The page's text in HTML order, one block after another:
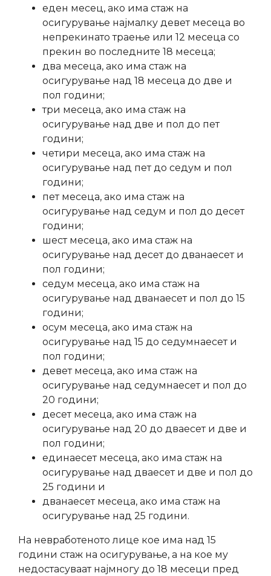
еден месец, ако има стаж на
осигурување најмалку девет месеца во
непрекинато траење или 12 месеца со
прекин во последните 18 месеца;
два месеца, ако има стаж на
осигурување над 18 месеца до две и
пол години;
три месеца, ако има стаж на
осигурување над две и пол до пет
години;
четири месеца, ако има стаж на
осигурување над пет до седум и пол
години;
пет месеца, ако има стаж на
осигурување над седум и пол до десет
години;
шест месеца, ако има стаж на
осигурување над десет до дванаесет и
пол години;
седум месеца, ако има стаж на
осигурување над дванаесет и пол до 15
години;
осум месеца, ако има стаж на
осигурување над 15 до седумнаесет и
пол години;
девет месеца, ако има стаж на
осигурување над седумнаесет и пол до
20 години;
десет месеца, ако има стаж на
осигурување над 20 до дваесет и две и
пол години;
единаесет месеца, ако има стаж на
осигурување над дваесет и две и пол до
25 години и
дванаесет месеца, ако има стаж на
осигурување над 25 години.
На невработеното лице кое има над 15
години стаж на осигурување, а на кое му
недостасуваат најмногу до 18 месеци пред